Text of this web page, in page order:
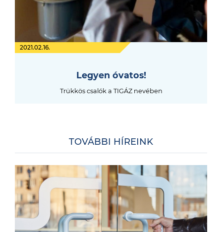
2021.02.16.
Legyen óvatos!
Trükkös csalók a TIGÁZ nevében
TOVÁBBI HÍREINK